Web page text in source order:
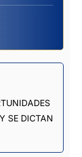
SE DICTAN